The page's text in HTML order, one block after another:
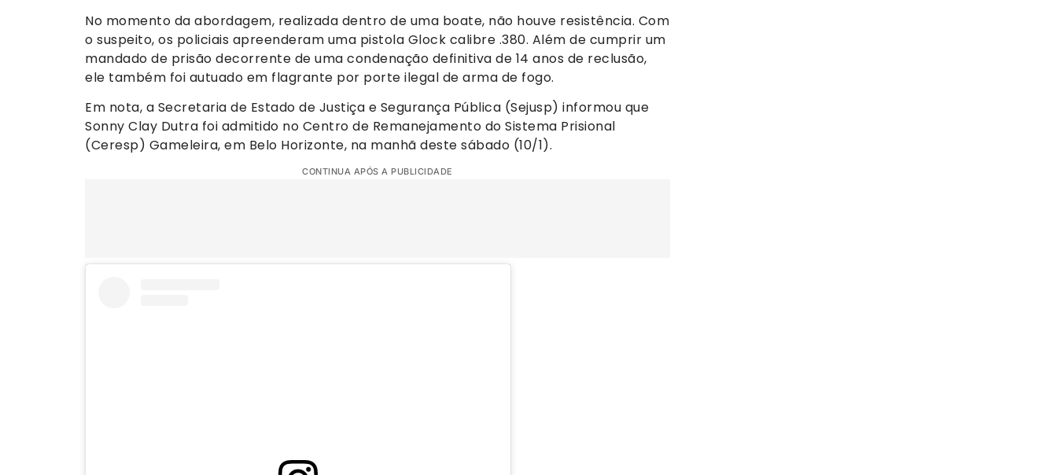
No momento da abordagem, realizada dentro de uma boate, não houve resistência. Com
o suspeito, os policiais apreenderam uma pistola Glock calibre .380. Além de cumprir um
mandado de prisão decorrente de uma condenação definitiva de 14 anos de reclusão,
ele também foi autuado em flagrante por porte ilegal de arma de fogo.
Em nota, a Secretaria de Estado de Justiça e Segurança Pública (Sejusp) informou que
Sonny Clay Dutra foi admitido no Centro de Remanejamento do Sistema Prisional
(Ceresp) Gameleira, em Belo Horizonte, na manhã deste sábado (10/1).
CONTINUA APÓS A PUBLICIDADE